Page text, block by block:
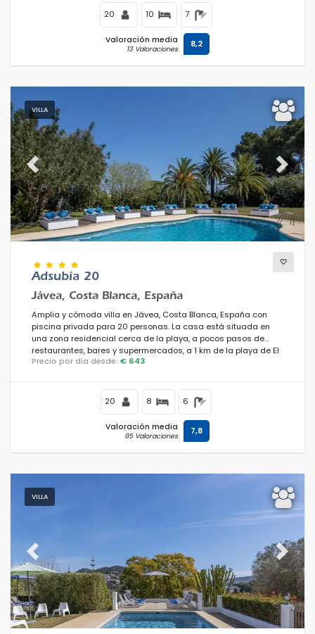
20 10 7
Valoración media
13 Valoraciones 8,2
VILLA
Previous Next
Adsubia 20
Jávea, Costa Blanca, España
Amplia y cómoda villa en Jávea, Costa Blanca, España con
piscina privada para 20 personas. La casa está situada en
una zona residencial cerca de la playa, a pocos pasos de
restaurantes, bares y supermercados, a 1 km de la playa de El
Arenal, Jávea, y a 1 km del Mar Mediterráneo, Jávea.
Precio por día desde: € 643
20 8 6
Valoración media
95 Valoraciones 7,8
VILLA
Previous Next